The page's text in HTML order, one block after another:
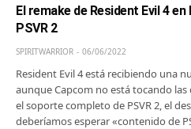
El remake de Resident Evil 4
PSVR 2
SPIRITWARRIOR 06/06/2022
Resident Evil 4 está recibiendo una
aunque Capcom no está tocando
el soporte completo de PSVR 2, el
deberíamos esperar «contenido de